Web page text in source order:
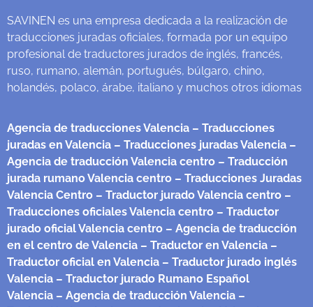
SAVINEN es una empresa dedicada a la realización de
traducciones juradas oficiales, formada por un equipo
profesional de traductores jurados de inglés, francés,
ruso, rumano, alemán, portugués, búlgaro, chino,
holandés, polaco, árabe, italiano y muchos otros idiomas
Agencia de traducciones Valencia – Traducciones
juradas en Valencia – Traducciones juradas Valencia –
Agencia de traducción Valencia centro – Traducción
jurada rumano Valencia centro – Traducciones Juradas
Valencia Centro – Traductor jurado Valencia centro –
Traducciones oficiales Valencia centro – Traductor
jurado oficial Valencia centro – Agencia de traducción
en el centro de Valencia – Traductor en Valencia –
Traductor oficial en Valencia – Traductor jurado inglés
Valencia – Traductor jurado Rumano Español
Valencia – Agencia de traducción Valencia –